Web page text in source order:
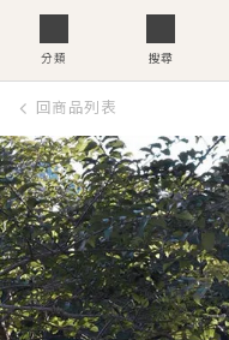
分類 搜尋
回商品列表